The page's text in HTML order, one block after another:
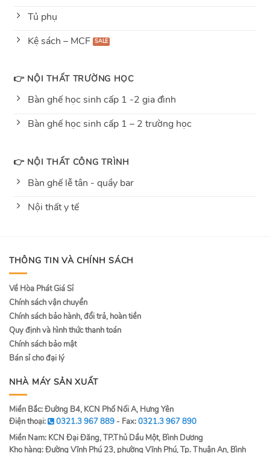
Tủ phụ
Kệ sách – MCF
👉 NỘI THẤT TRƯỜNG HỌC
Bàn ghế học sinh cấp 1 -2 gia đình
Bàn ghế học sinh cấp 1 – 2 trường học
👉 NỘI THẤT CÔNG TRÌNH
Bàn ghế lễ tân - quầy bar
Nội thất y tế
THÔNG TIN VÀ CHÍNH SÁCH
Về Hòa Phát Giá Sỉ
Chính sách vận chuyển
Chính sách bảo hành, đổi trả, hoàn tiền
Quy định và hình thức thanh toán
Chính sách bảo mật
Bán sỉ cho đại lý
NHÀ MÁY SẢN XUẤT
Miền Bắc: Đường B4, KCN Phố Nối A, Hưng Yên
Điện thoại:
0321.3 967 889 - Fax:0321.3 967 890
Miền Nam: KCN Đại Đăng, TP.Thủ Dầu Một, Bình Dương
Kho hàng: Đường Vĩnh Phú 23, phường Vĩnh Phú, Tp. Thuận An, Bình